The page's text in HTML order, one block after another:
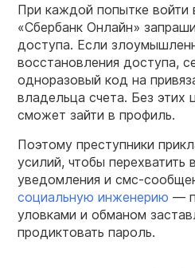
При каждой попытке войти
«Сбербанк Онлайн»
доступа. Если
восстановления доступа,
одноразовый код на
владельца счета. Без этих
сможет зайти в профиль.
Поэтому преступники
усилий, чтобы
уведомления и смс-
социальную инженерию —
уловками и обманом
продиктовать пароль.